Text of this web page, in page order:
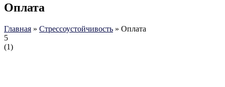
Оплата
Главная » Стрессоустойчивость » Оплата
5
(1)